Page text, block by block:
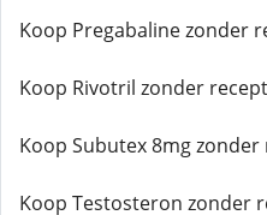
Koop Pregabaline zonder
Koop Rivotril zonder recept
Koop Subutex 8mg zonder
Koop Testosteron zonder